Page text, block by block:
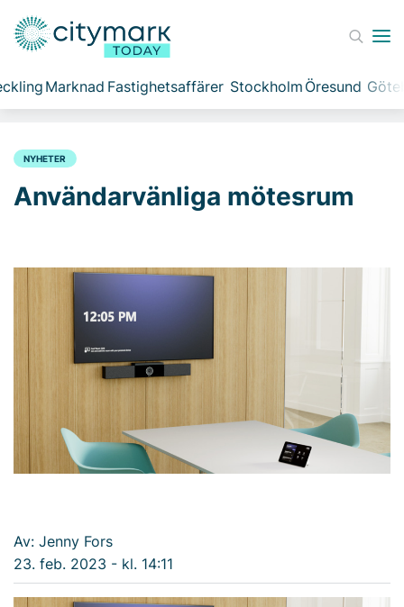
Marknad Fastighetsaffärer Stockholm Öresund
NYHETER
Användarvänliga mötesrum
Av: Jenny Fors
23. feb. 2023 - kl. 14:11